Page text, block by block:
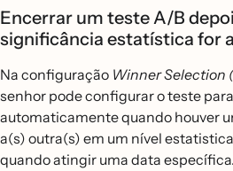
Encerrar um teste A/B
significância estatística for
Na configuração Winner Selection
senhor pode configurar o teste
automaticamente quando houver
a(s) outra(s) em um nível
quando atingir uma data